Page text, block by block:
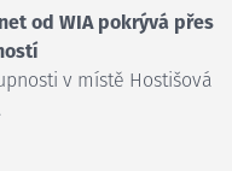
od WIA pokrývá přes
v místě Hostišová